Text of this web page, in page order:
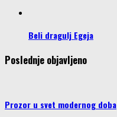
Beli dragulj Egeja
Poslednje objavljeno
Prozor u svet modernog doba